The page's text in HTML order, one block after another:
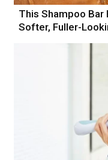
This Shampoo Bar
Softer, Fuller-